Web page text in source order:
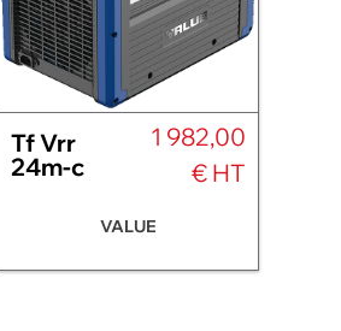
Tf Vrr
24m-c
1 982,00
€ HT
VALUE